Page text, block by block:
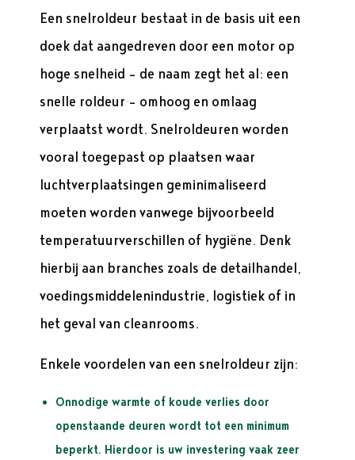
Een snelroldeur bestaat in de basis uit een
doek dat aangedreven door een motor op
hoge snelheid – de naam zegt het al: een
snelle roldeur – omhoog en omlaag
verplaatst wordt. Snelroldeuren worden
vooral toegepast op plaatsen waar
luchtverplaatsingen geminimaliseerd
moeten worden vanwege bijvoorbeeld
temperatuurverschillen of hygiëne. Denk
hierbij aan branches zoals de detailhandel,
voedingsmiddelenindustrie, logistiek of in
het geval van cleanrooms.
Enkele voordelen van een snelroldeur zijn:
Onnodige warmte of koude verlies door
openstaande deuren wordt tot een minimum
beperkt. Hierdoor is uw investering vaak zeer